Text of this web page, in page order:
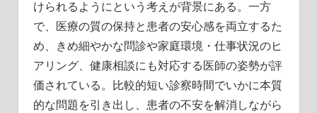
けられるようにという考えが背景にある。一方
で、医療の質の保持と患者の安心感を両立するた
め、きめ細やかな問診や家庭環境・仕事状況のヒ
アリング、健康相談にも対応する医師の姿勢が評
価されている。比較的短い診察時間でいかに本質
的な問題を引き出し、患者の不安を解消しながら